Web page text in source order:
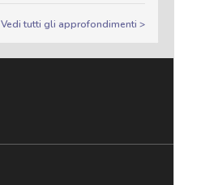
Vedi tutti gli approfondimenti >